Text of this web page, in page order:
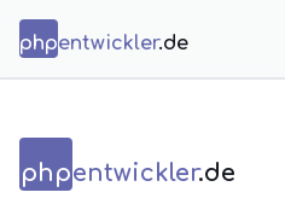
phpentwickler.de
phpentwickler.de